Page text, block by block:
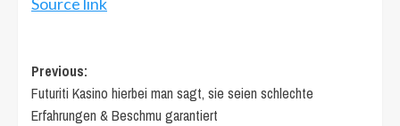
Post
navigation
Previous:
Futuriti Kasino hierbei man sagt, sie seien schlechte
Erfahrungen & Beschmu garantiert